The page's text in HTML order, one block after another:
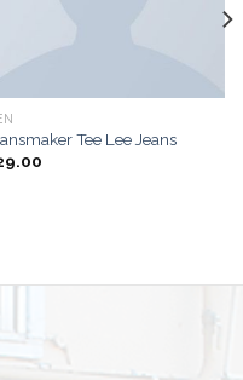
Tee Lee Jeans